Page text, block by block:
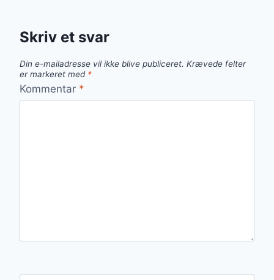
Skriv et svar
Din e-mailadresse vil ikke blive publiceret. Krævede felter
er markeret med *
Kommentar *